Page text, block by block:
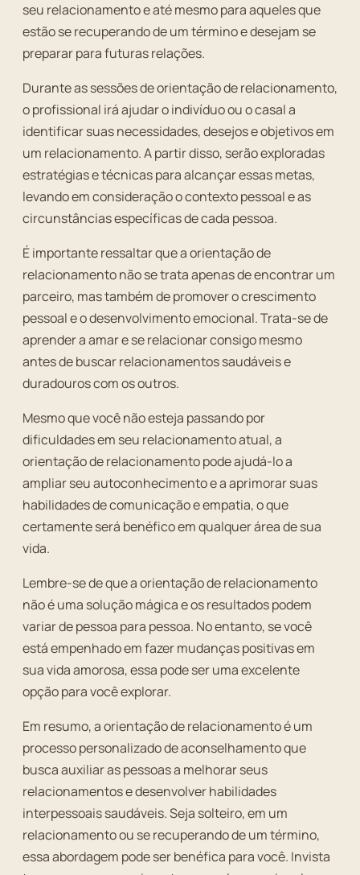
seu relacionamento e até mesmo para aqueles que
estão se recuperando de um término e desejam se
preparar para futuras relações.
Durante as sessões de orientação de relacionamento,
o profissional irá ajudar o indivíduo ou o casal a
identificar suas necessidades, desejos e objetivos em
um relacionamento. A partir disso, serão exploradas
estratégias e técnicas para alcançar essas metas,
levando em consideração o contexto pessoal e as
circunstâncias específicas de cada pessoa.
É importante ressaltar que a orientação de
relacionamento não se trata apenas de encontrar um
parceiro, mas também de promover o crescimento
pessoal e o desenvolvimento emocional. Trata-se de
aprender a amar e se relacionar consigo mesmo
antes de buscar relacionamentos saudáveis e
duradouros com os outros.
Mesmo que você não esteja passando por
dificuldades em seu relacionamento atual, a
orientação de relacionamento pode ajudá-lo a
ampliar seu autoconhecimento e a aprimorar suas
habilidades de comunicação e empatia, o que
certamente será benéfico em qualquer área de sua
vida.
Lembre-se de que a orientação de relacionamento
não é uma solução mágica e os resultados podem
variar de pessoa para pessoa. No entanto, se você
está empenhado em fazer mudanças positivas em
sua vida amorosa, essa pode ser uma excelente
opção para você explorar.
Em resumo, a orientação de relacionamento é um
processo personalizado de aconselhamento que
busca auxiliar as pessoas a melhorar seus
relacionamentos e desenvolver habilidades
interpessoais saudáveis. Seja solteiro, em um
relacionamento ou se recuperando de um término,
essa abordagem pode ser benéfica para você. Invista